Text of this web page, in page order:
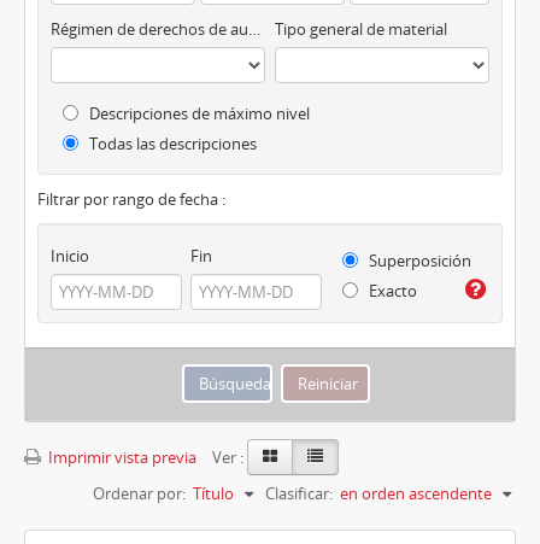
Régimen de derechos de autor Tipo general de material
Descripciones de máximo nivel
Todas las descripciones
Filtrar por rango de fecha :
Inicio Fin
Superposición
Exacto
Imprimir vista previa
Ver :
Ordenar por: Título Clasificar: en orden ascendente